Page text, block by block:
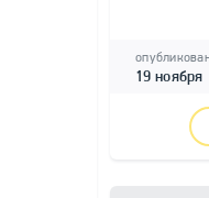
19 ноября